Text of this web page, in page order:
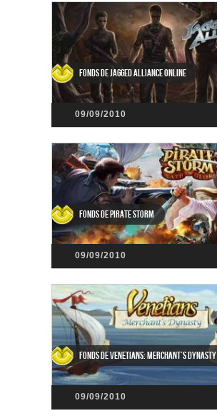
Fonds de Jagged Alliance Online
09/09/2010
Fonds de Pirate Storm
09/09/2010
Fonds de Venetians: Merchant’s Dynasty
09/09/2010